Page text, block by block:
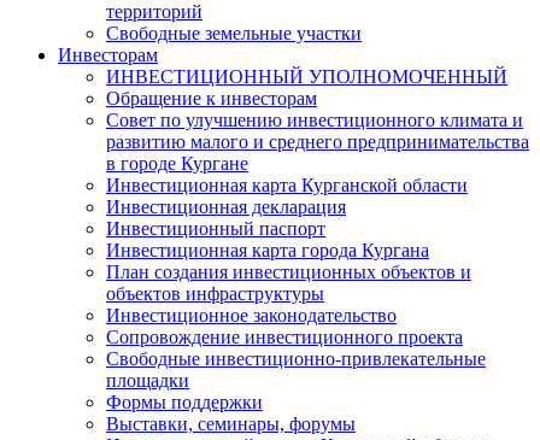
территорий
Свободные земельные участки
Инвесторам
ИНВЕСТИЦИОННЫЙ УПОЛНОМОЧЕННЫЙ
Обращение к инвесторам
Совет по улучшению инвестиционного климата и
развитию малого и среднего предпринимательства
в городе Кургане
Инвестиционная карта Курганской области
Инвестиционная декларация
Инвестиционный паспорт
Инвестиционная карта города Кургана
План создания инвестиционных объектов и
объектов инфраструктуры
Инвестиционное законодательство
Сопровождение инвестиционного проекта
Свободные инвестиционно-привлекательные
площадки
Формы поддержки
Выставки, семинары, форумы